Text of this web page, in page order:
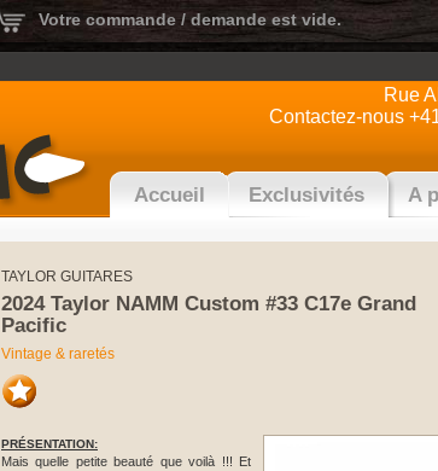
Votre commande / demande est vide.
Rue
Contactez-nous
Accueil Exclusivités A
TAYLOR GUITARES
2024 Taylor NAMM Custom #33 C17e Grand
Pacific
Vintage & raretés
PRÉSENTATION:
Mais quelle petite beauté que voilà !!! Et